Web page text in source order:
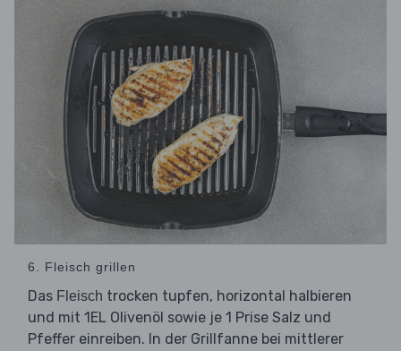
6. Fleisch grillen
Das Fleisch trocken tupfen, horizontal halbieren
und mit 1EL Olivenöl sowie je 1 Prise Salz und
Pfeffer einreiben. In der Grillfanne bei mittlerer